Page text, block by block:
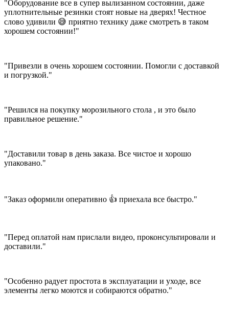
"Оборудование все в супер вылизанном состоянии, даже
уплотнительные резинки стоят новые на дверях! Честное
слово удивили 😅 приятно технику даже смотреть в таком
хорошем состоянии!"
"Привезли в очень хорошем состоянии. Помогли с доставкой
и погрузкой."
"Решился на покупку морозильного стола , и это было
правильное решение."
"Доставили товар в день заказа. Все чистое и хорошо
упаковано."
"Заказ оформили оперативно 👍 приехала все быстро."
"Перед оплатой нам прислали видео, проконсультировали и
доставили."
"Особенно радует простота в эксплуатации и уходе, все
элементы легко моются и собираются обратно."